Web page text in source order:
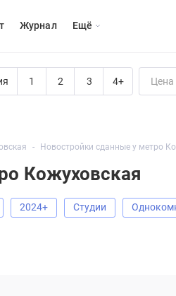
Журнал Eщё
1 2 3 4+ Цена
Новостройки сданные у метро
Кожуховская
2024+ Студии